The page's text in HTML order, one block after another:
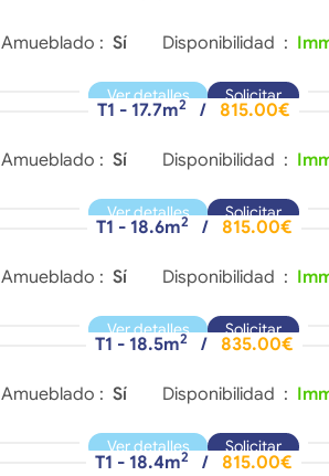
Amueblado : Sí Disponibilidad :
Ver detalles Solicitar
T1 - 17.7m2 / 815.00€
Amueblado : Sí Disponibilidad :
Ver detalles Solicitar
T1 - 18.6m2 / 815.00€
Amueblado : Sí Disponibilidad :
Ver detalles Solicitar
T1 - 18.5m2 / 835.00€
Amueblado : Sí Disponibilidad :
Ver detalles Solicitar
T1 - 18.4m2 / 815.00€